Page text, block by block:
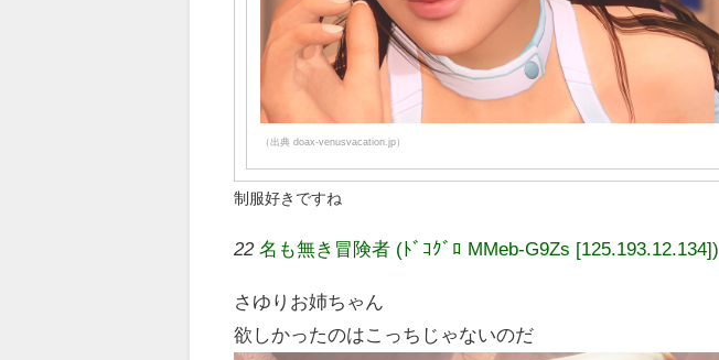
（出典 doax-venusvacation.jp）
制服好きですね
22 名も無き冒険者 (ﾄﾞｺｸﾞﾛ MMeb-G9Zs [125.193.12.134])
さゆりお姉ちゃん
欲しかったのはこっちじゃないのだ